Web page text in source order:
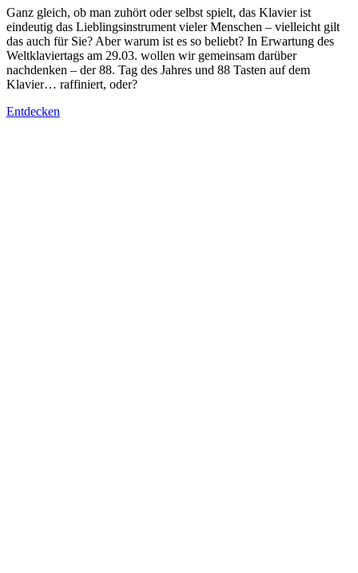
Ganz gleich, ob man zuhört oder selbst spielt, das Klavier ist
eindeutig das Lieblingsinstrument vieler Menschen – vielleicht gilt
das auch für Sie? Aber warum ist es so beliebt? In Erwartung des
Weltklaviertags am 29.03. wollen wir gemeinsam darüber
nachdenken – der 88. Tag des Jahres und 88 Tasten auf dem
Klavier… raffiniert, oder?
Entdecken